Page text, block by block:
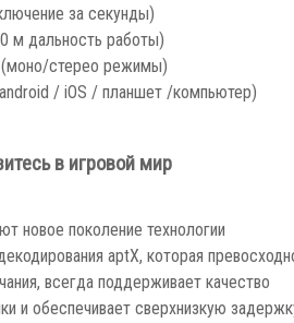
за секунды)
м дальность работы)
стерео режимы)
/ iOS / планшет /компьютер)
в игровой мир
новое поколение технологии
aptX, которая
всегда поддерживает качество
и обеспечивает сверхнизкую